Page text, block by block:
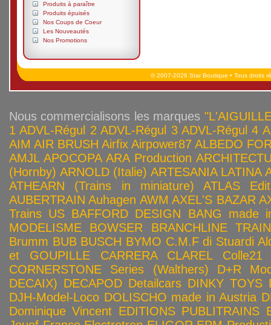
Produits à paraître
Produits épuisés
Nos Coups de Coeur
Les Nouveautés
Nos Promotions
© 2007-2026 Star Boutique • Tous droits
Nous commercialisons les marques
1 ADVL-Régul 2 ADVL-Régul 3 ADVL-Régul 4
AIM AIR BRUSH Airfix Airpower87 ALBEDO
AMJL APOCOPA ARA Production
(Hornby) ARNOLD (Italie) ARTESANIA LATINA
ATHEARN (Trains in miniature)
ATLAS
AUBERTRAIN Auhagen AWM AXEL'S BAZAR
Trains US BAFFORD DESIGN
BANG made
MODELISME
BOWSER
BRANCHLINE
Brumm BUB BUSCH BYMO C.M.F di Stuardi
et GOUPILLE
CARRERA CLAREL
Colle21
CORNERSTONE Series (Walthers)
D+R
DECAIX) DECAPOD Detailcars DINKY TOYS
DJH-Model-Loco DOLISCHO made in Austria
Dominique Vincent EDITIONS PUBLITRAINS